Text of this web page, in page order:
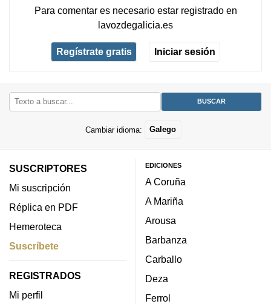
Para comentar es necesario estar registradoen
lavozdegalicia.es
Regístrate gratis Iniciar sesión
Cambiar idioma: Galego
SUSCRIPTORES
Mi suscripción
Réplica en PDF
Hemeroteca
Suscríbete
REGISTRADOS
Mi perfil
EDICIONES
A Coruña
A Mariña
Arousa
Barbanza
Carballo
Deza
Ferrol